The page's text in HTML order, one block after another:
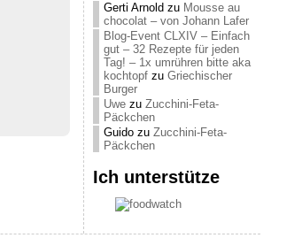
Gerti Arnold zu Mousse au
chocolat – von Johann Lafer
Blog-Event CLXIV – Einfach
gut – 32 Rezepte für jeden
Tag! – 1x umrühren bitte aka
kochtopf zu Griechischer
Burger
Uwe zu Zucchini-Feta-
Päckchen
Guido zu Zucchini-Feta-
Päckchen
Ich unterstütze